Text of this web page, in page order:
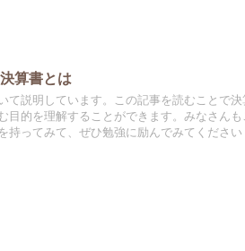
算書とは
て説明しています。この記事を読むことで
目的を理解することができます。みなさん
持ってみて、ぜひ勉強に励んでみてください